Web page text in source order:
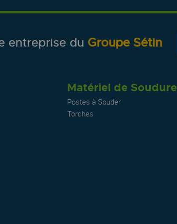
entreprise du Groupe Sétin
Matériel de Soudure
Postes à Souder
Torches